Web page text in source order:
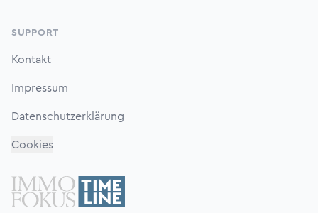
SUPPORT
Kontakt
Impressum
Datenschutzerklärung
Cookies